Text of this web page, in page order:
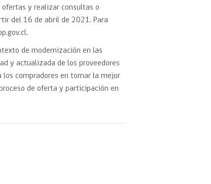
el
ofertas y realizar consultas o
del 16 de abril de 2021. Para
de modernización en las
y actualizada de los proveedores
los compradores en tomar la mejor
de oferta y participación en